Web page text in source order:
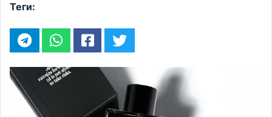
Теги: